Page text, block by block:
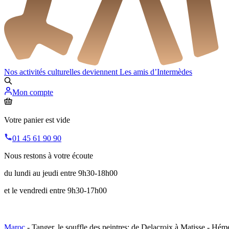
Nos activités culturelles deviennent Les amis d’Intermèdes
Mon compte
Votre panier est vide
01 45 61 90 90
Nous restons à votre écoute
du lundi au jeudi entre 9h30-18h00
et le vendredi entre 9h30-17h00